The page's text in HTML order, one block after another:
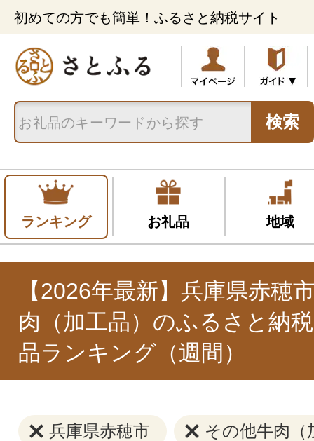
初めての方でも簡単！ふるさと納税サイト
検索
ランキング お礼品 地域
【2026年最新】兵庫県赤穂
肉（加工品）のふるさと納
品ランキング（週間）
兵庫県赤穂市 その他牛肉（